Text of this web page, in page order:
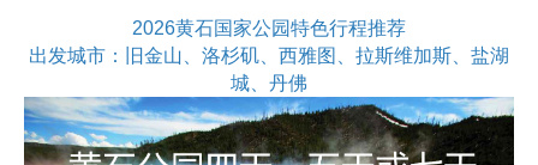
2026黄石国家公园特色行程推荐
出发城市：旧金山、洛杉矶、西雅图、拉斯维加斯、盐湖
城、丹佛